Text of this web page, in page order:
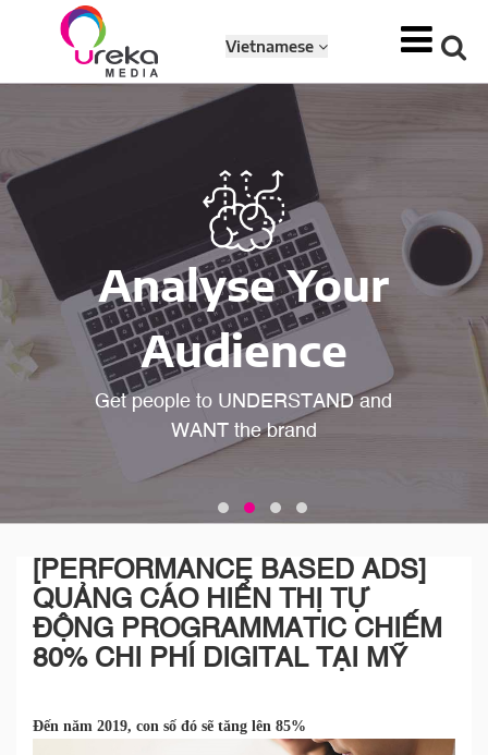
Vietnamese
Analyse Your
Audience
Get people to UNDERSTAND and
WANT the brand
[PERFORMANCE BASED ADS]
QUẢNG CÁO HIỂN THỊ TỰ
ĐỘNG PROGRAMMATIC CHIẾM
80% CHI PHÍ DIGITAL TẠI MỸ
Đến năm 2019, con số đó sẽ tăng lên 85%